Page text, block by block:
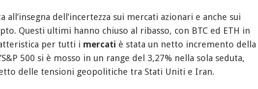
all’insegna dell’incertezza sui mercati azionari e anche sui
Questi ultimi hanno chiuso al ribasso, con BTC ed ETH in
per tutti i mercati è stata un netto incremento della
500 si è mosso in un range del 3,27% nella sola seduta,
delle tensioni geopolitiche tra Stati Uniti e Iran.